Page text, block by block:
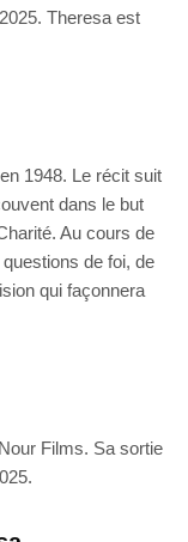
Theresa est
1948. Le récit suit
dans le but
Au cours de
de foi, de
qui façonnera
Films. Sa sortie